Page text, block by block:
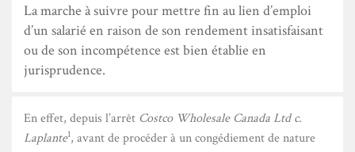
La marche à suivre pour mettre fin au lien d’emploi
d’un salarié en raison de son rendement insatisfaisant
ou de son incompétence est bien établie en
jurisprudence.
En effet, depuis l’arrêt Costco Wholesale Canada Ltd c.
Laplante1, avant de procéder à un congédiement de nature